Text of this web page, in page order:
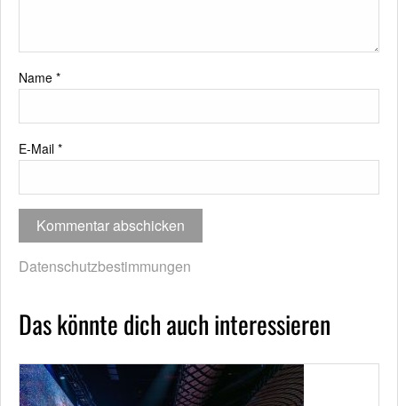
Name *
E-Mail *
Datenschutzbestimmungen
Das könnte dich auch interessieren